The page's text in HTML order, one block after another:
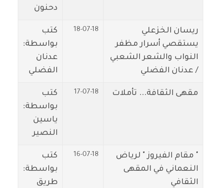
دحنون
ريسان الخزعلي
يستقصي أسرار مظفر
النواب والشعر الشعبي
/ عدنان الفضلي
18-07-18
كتب
بواسطة:
عدنان
الفضلي
مقهى الثقافة... تأملات 17-07-18
كتب
بواسطة:
ياسين
النصير
" مقام الفيروز " لرياض
النعماني في المقهى
الثقافي
16-07-18
كتب
بواسطة:
طريق